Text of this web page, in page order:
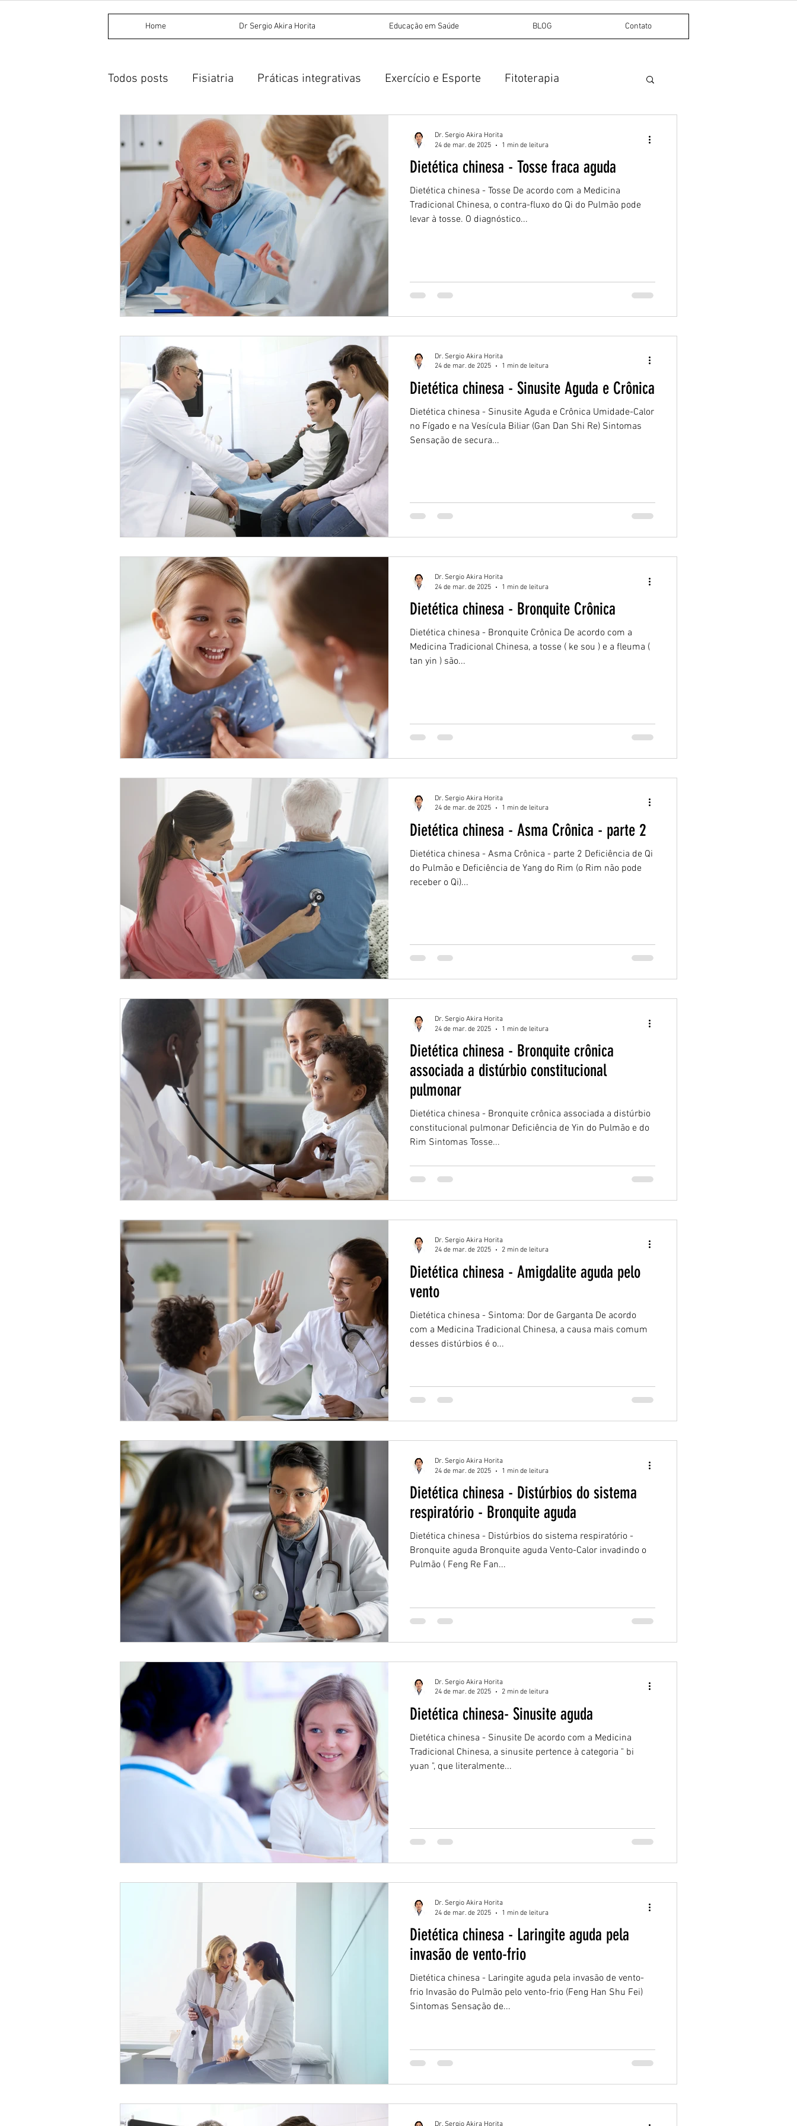
Home Dr Sergio Akira Horita Educação em Saúde BLOG Contato
Todos posts Fisiatria Práticas integrativas Exercício e Esporte Fitoterapia
Procedimentos invasivos Acupuntura
Dietética chinesa Acupuntura auricular Dietética chinesa - Tosse fraca aguda
Dietética chinesa - Tosse De acordo com a Medicina
Tradicional Chinesa, o contra-fluxo do Qi do Pulmão pode
levar à tosse. O diagnóstico...
Dr. Sergio Akira Horita
24 de mar. de 2025
1 min de leitura
Dietética chinesa - Sinusite Aguda e Crônica
Dietética chinesa - Sinusite Aguda e Crônica Umidade-Calor
no Fígado e na Vesícula Biliar (Gan Dan Shi Re) Sintomas
Sensação de secura...
Dr. Sergio Akira Horita
24 de mar. de 2025
1 min de leitura
Dietética chinesa - Bronquite Crônica
Dietética chinesa - Bronquite Crônica De acordo com a
Medicina Tradicional Chinesa, a tosse ( ke sou ) e a fleuma (
tan yin ) são...
Dr. Sergio Akira Horita
24 de mar. de 2025
1 min de leitura
Dietética chinesa - Asma Crônica - parte 2
Dietética chinesa - Asma Crônica - parte 2 Deficiência de Qi
do Pulmão e Deficiência de Yang do Rim (o Rim não pode
receber o Qi)...
Dr. Sergio Akira Horita
24 de mar. de 2025
1 min de leitura
Dietética chinesa - Bronquite crônica
associada a distúrbio constitucional
pulmonar
Dietética chinesa - Bronquite crônica associada a distúrbio
constitucional pulmonar Deficiência de Yin do Pulmão e do
Rim Sintomas Tosse...
Dr. Sergio Akira Horita
24 de mar. de 2025
1 min de leitura
Dietética chinesa - Amigdalite aguda pelo
vento
Dietética chinesa - Sintoma: Dor de Garganta De acordo
com a Medicina Tradicional Chinesa, a causa mais comum
desses distúrbios é o...
Dr. Sergio Akira Horita
24 de mar. de 2025
2 min de leitura
Dietética chinesa - Distúrbios do sistema
respiratório - Bronquite aguda
Dietética chinesa - Distúrbios do sistema respiratório -
Bronquite aguda Bronquite aguda Vento-Calor invadindo o
Pulmão ( Feng Re Fan...
Dr. Sergio Akira Horita
24 de mar. de 2025
1 min de leitura
Dietética chinesa- Sinusite aguda
Dietética chinesa - Sinusite De acordo com a Medicina
Tradicional Chinesa, a sinusite pertence à categoria " bi
yuan ", que literalmente...
Dr. Sergio Akira Horita
24 de mar. de 2025
2 min de leitura
Dietética chinesa - Laringite aguda pela
invasão de vento-frio
Dietética chinesa - Laringite aguda pela invasão de vento-
frio Invasão do Pulmão pelo vento-frio (Feng Han Shu Fei)
Sintomas Sensação de...
Dr. Sergio Akira Horita
24 de mar. de 2025
1 min de leitura
Dr. Sergio Akira Horita